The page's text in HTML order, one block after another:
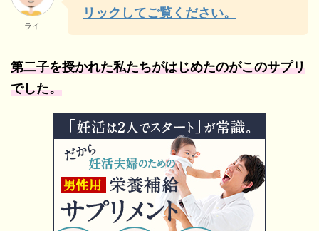
ライ
リックしてご覧ください。
第二子を授かれた私たちがはじめたのがこのサプリ
でした。